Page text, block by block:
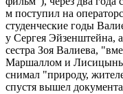
м поступил на
студенческие годы
у Сергея Эйзенштейна,
сестра Зоя Валиева,
Маршаллом и
снимал "природу,
спустя вышел